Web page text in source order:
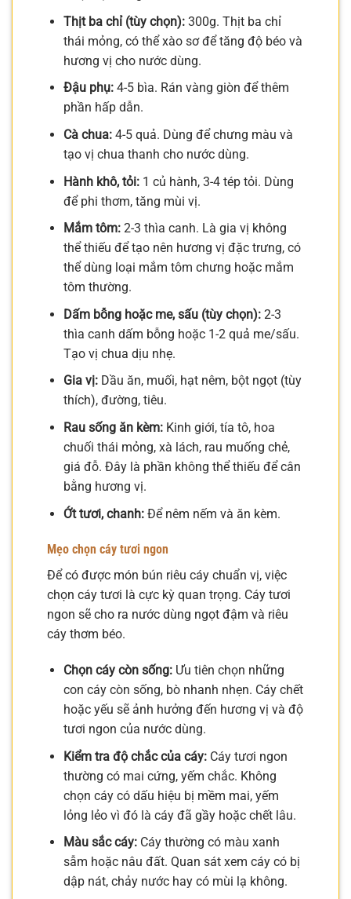
Thịt ba chỉ (tùy chọn):300g. Thịt ba chỉ
thái mỏng, có thể xào sơ để tăng độ béo và
hương vị cho nước dùng.
Đậu phụ:4-5 bìa. Rán vàng giòn để thêm
phần hấp dẫn.
Cà chua:4-5 quả. Dùng để chưng màu và
tạo vị chua thanh cho nước dùng.
Hành khô, tỏi:1 củ hành, 3-4 tép tỏi. Dùng
để phi thơm, tăng mùi vị.
Mắm tôm:2-3 thìa canh. Là gia vị không
thể thiếu để tạo nên hương vị đặc trưng, có
thể dùng loại mắm tôm chưng hoặc mắm
tôm thường.
Dấm bỗng hoặc me, sấu (tùy chọn):2-3
thìa canh dấm bỗng hoặc 1-2 quả me/sấu.
Tạo vị chua dịu nhẹ.
Gia vị:Dầu ăn, muối, hạt nêm, bột ngọt (tùy
thích), đường, tiêu.
Rau sống ăn kèm:Kinh giới, tía tô, hoa
chuối thái mỏng, xà lách, rau muống chẻ,
giá đỗ. Đây là phần không thể thiếu để cân
bằng hương vị.
Ớt tươi, chanh:Để nêm nếm và ăn kèm.
Mẹo chọn cáy tươi ngon
Để có được món bún riêu cáy chuẩn vị, việc
chọn cáy tươi là cực kỳ quan trọng. Cáy tươi
ngon sẽ cho ra nước dùng ngọt đậm và riêu
cáy thơm béo.
Chọn cáy còn sống:Ưu tiên chọn những
con cáy còn sống, bò nhanh nhẹn. Cáy chết
hoặc yếu sẽ ảnh hưởng đến hương vị và độ
tươi ngon của nước dùng.
Kiểm tra độ chắc của cáy:Cáy tươi ngon
thường có mai cứng, yếm chắc. Không
chọn cáy có dấu hiệu bị mềm mai, yếm
lỏng lẻo vì đó là cáy đã gầy hoặc chết lâu.
Màu sắc cáy:Cáy thường có màu xanh
sẫm hoặc nâu đất. Quan sát xem cáy có bị
dập nát, chảy nước hay có mùi lạ không.